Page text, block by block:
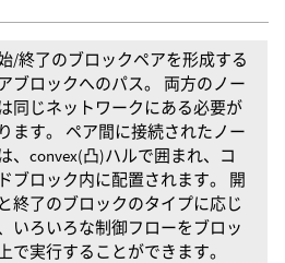
/終了のブロックペアを形成する
ブロックへのパス。 両方のノー
同じネットワークにある必要が
ます。 ペア間に接続されたノー
、convex(凸)ハルで囲まれ、コ
ブロック内に配置されます。 開
終了のブロックのタイプに応じ
いろいろな制御フローをブロッ
で実行することができます。